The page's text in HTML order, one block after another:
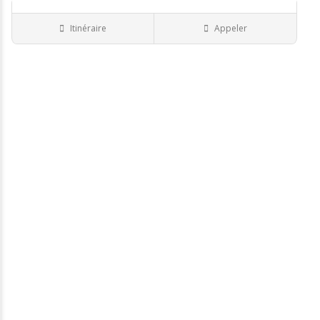
Ostéopathe
Itinéraire Appeler